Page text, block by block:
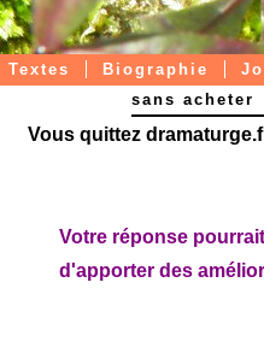
Biographie
Textes
sans acheter
Vous quittez
Votre réponse
d'apporter des